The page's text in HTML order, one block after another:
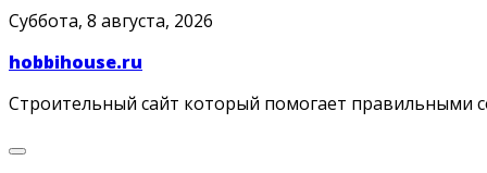
Skip
content
Суббота, 8 августа, 2026
hobbihouse.ru
Строительный сайт который помогает правильными